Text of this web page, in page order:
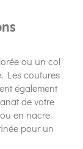
ou un col
Les coutures
également
de votre
en nacre
pour un